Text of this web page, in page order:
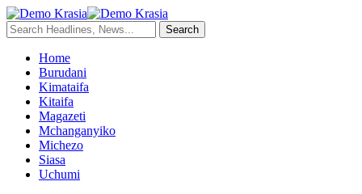
Home
Burudani
Kimataifa
Kitaifa
Magazeti
Mchanganyiko
Michezo
Siasa
Uchumi